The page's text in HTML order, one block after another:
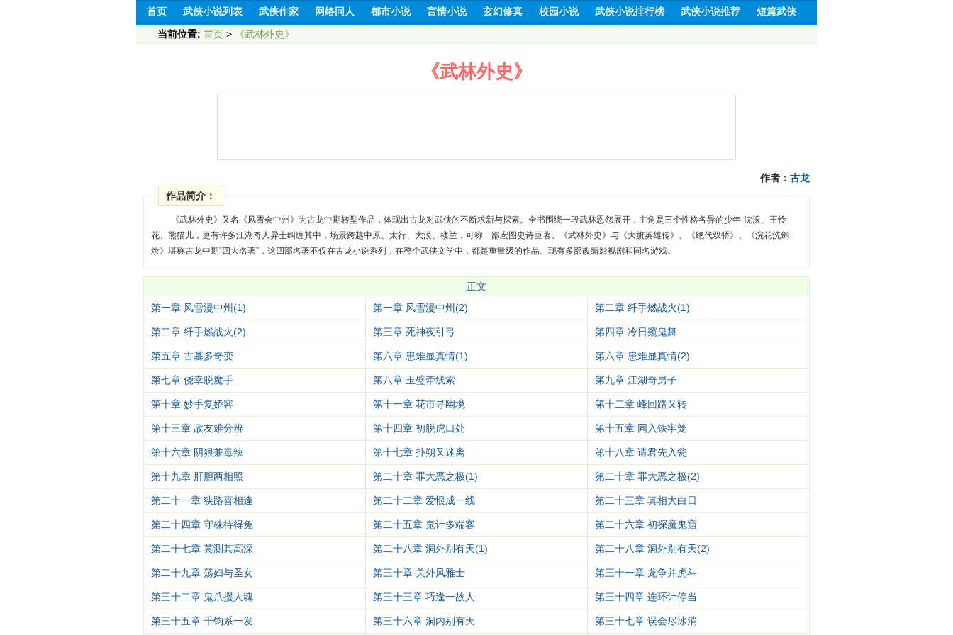
首页 武侠小说列表 武侠作家 网络同人 都市小说 言情小说 玄幻修真 校园小说 武侠小说排行榜 武侠小说推荐 短篇武侠
当前位置: 首页 > 《武林外史》
《武林外史》
作者： 古龙
作品简介：
《武林外史》又名《风雪会中州》为古龙中期转型作品，体现出古龙对武侠的不断求新与探索。全书围绕一段武林恩怨展开，主角是三个性格各异的少年-沈浪、王怜
花、熊猫儿，更有许多江湖奇人异士纠缠其中，场景跨越中原、太行、大漠、楼兰，可称一部宏图史诗巨著。《武林外史》与《大旗英雄传》、《绝代双骄》、《浣花洗剑
录》堪称古龙中期“四大名著”，这四部名著不仅在古龙小说系列，在整个武侠文学中，都是重量级的作品。现有多部改编影视剧和同名游戏。
正文
第一章 风雪漫中州(1)
第一章 风雪漫中州(2) 第二章 纤手燃战火(1)
第二章 纤手燃战火(2) 第三章 死神夜引弓 第四章 冷日窥鬼舞
第五章 古墓多奇变 第六章 患难显真情(1) 第六章 患难显真情(2)
第七章 侥幸脱魔手 第八章 玉璧牵线索 第九章 江湖奇男子
第十章 妙手复娇容 第十一章 花市寻幽境 第十二章 峰回路又转
第十三章 敌友难分辨 第十四章 初脱虎口处 第十五章 同入铁牢笼
第十六章 阴狠兼毒辣 第十七章 扑朔又迷离 第十八章 请君先入瓮
第十九章 肝胆两相照 第二十章 罪大恶之极(1) 第二十章 罪大恶之极(2)
第二十一章 狭路喜相逢 第二十二章 爱恨成一线 第二十三章 真相大白日
第二十四章 守株待得兔 第二十五章 鬼计多端客 第二十六章 初探魔鬼窟
第二十七章 莫测其高深 第二十八章 洞外别有天(1) 第二十八章 洞外别有天(2)
第二十九章 荡妇与圣女 第三十章 关外风雅士 第三十一章 龙争并虎斗
第三十二章 鬼爪攫人魂 第三十三章 巧逢一故人 第三十四章 连环计停当
第三十五章 千钧系一发 第三十六章 洞内别有天 第三十七章 误会尽冰消